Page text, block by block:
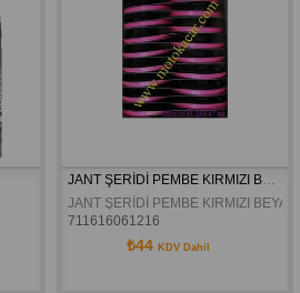
JANT ŞERİDİ PEMBE KIRMIZI BEYAZ SARI YEŞİL MAVİ REFLEKTİF FOSFORLU A.KALİTE
JANT ŞERİDİ PEMBE KIRMIZI
711616061216
₺44 KDV Dahil